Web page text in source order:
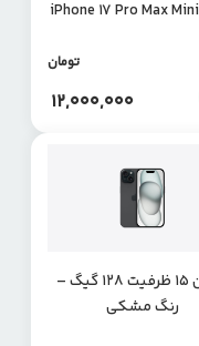
مینی iPhone 17 Pro Max Mini
12,000,000
تومان
آیفون ۱۵ ظرفیت ۱۲۸ گیگ –
رنگ مشکی